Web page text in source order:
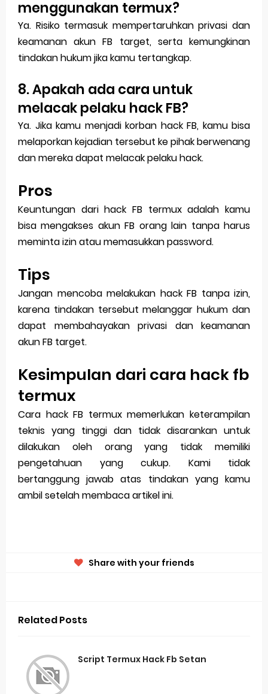
menggunakan termux?
Ya. Risiko termasuk mempertaruhkan privasi dan
keamanan akun FB target, serta kemungkinan
tindakan hukum jika kamu tertangkap.
8. Apakah ada cara untuk
melacak pelaku hack FB?
Ya. Jika kamu menjadi korban hack FB, kamu bisa
melaporkan kejadian tersebut ke pihak berwenang
dan mereka dapat melacak pelaku hack.
Pros
Keuntungan dari hack FB termux adalah kamu
bisa mengakses akun FB orang lain tanpa harus
meminta izin atau memasukkan password.
Tips
Jangan mencoba melakukan hack FB tanpa izin,
karena tindakan tersebut melanggar hukum dan
dapat membahayakan privasi dan keamanan
akun FB target.
Kesimpulan dari cara hack fb
termux
Cara hack FB termux memerlukan keterampilan
teknis yang tinggi dan tidak disarankan untuk
dilakukan oleh orang yang tidak memiliki
pengetahuan yang cukup. Kami tidak
bertanggung jawab atas tindakan yang kamu
ambil setelah membaca artikel ini.
Share with your friends
Related Posts
Script Termux Hack Fb Setan